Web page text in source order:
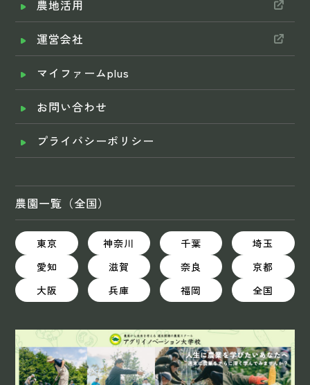
農地活用
運営会社
マイファームplus
お問い合わせ
プライバシーポリシー
農園一覧（全国）
東京 神奈川 千葉
埼玉
愛知
滋賀 奈良
京都
大阪
兵庫 福岡 全国